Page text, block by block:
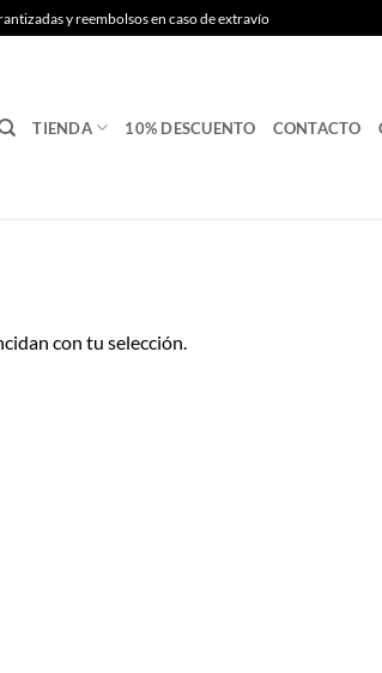
y reembolsos en caso de extravío
TIENDA 10% DESCUENTO CONTACTO
con tu selección.